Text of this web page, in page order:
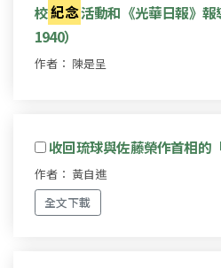
校紀念活動和《光華日報》
1940）
作者： 陳是呈
收回琉球與佐藤榮作首相的
作者： 黃自進
全文下載